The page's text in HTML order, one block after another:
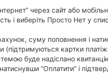
через сайт або
і виберіть Просто Нет у
суму поповнення і
(підтримуються картки
буде надіслано
“Оплатити” і